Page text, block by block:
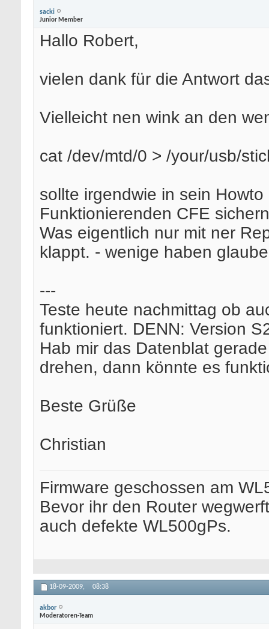
sacki
Junior Member
Hallo Robert,
vielen dank für die Antwort
Vielleicht nen wink an den
cat /dev/mtd/0 > /your/usb/
sollte irgendwie in sein
Funktionierenden CFE
Was eigentlich nur mit ner
klappt. - wenige haben
---
Teste heute nachmittag ob
funktioniert. DENN: Version
Hab mir das Datenblat
drehen, dann könnte es
Beste Grüße
Christian
Firmware geschossen am
Bevor ihr den Router
auch defekte WL500gPs.
18-09-2009, 08:38
akbor
Moderatoren-Team